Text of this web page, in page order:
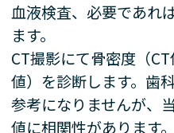
血液検査、必要であれ
ます。
CT撮影にて骨密度（
値）を診断します。歯
参考になりませんが、
値に相関性があります。